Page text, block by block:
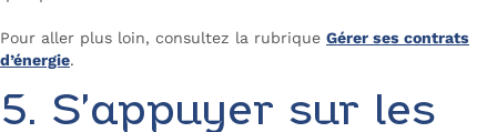
Pour aller plus loin, consultez la rubrique Gérer ses contrats
d’énergie.
5. S’appuyer sur les